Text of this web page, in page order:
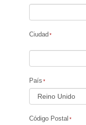
Ciudad
País
Código Postal